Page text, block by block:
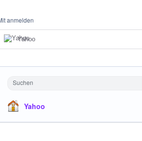
anmelden
Yahoo
Suchen
Yahoo